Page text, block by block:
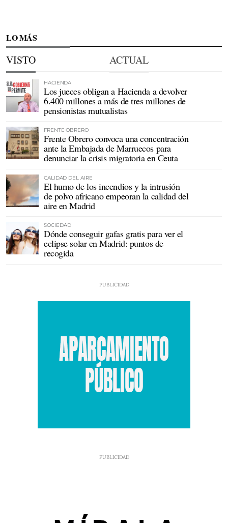
LO MÁS
VISTO ACTUAL
HACIENDA
Los jueces obligan a Hacienda a devolver
6.400 millones a más de tres millones de
pensionistas mutualistas
FRENTE OBRERO
Frente Obrero convoca una concentración
ante la Embajada de Marruecos para
denunciar la crisis migratoria en Ceuta
CALIDAD DEL AIRE
El humo de los incendios y la intrusión
de polvo africano empeoran la calidad del
aire en Madrid
SOCIEDAD
Dónde conseguir gafas gratis para ver el
eclipse solar en Madrid: puntos de
recogida